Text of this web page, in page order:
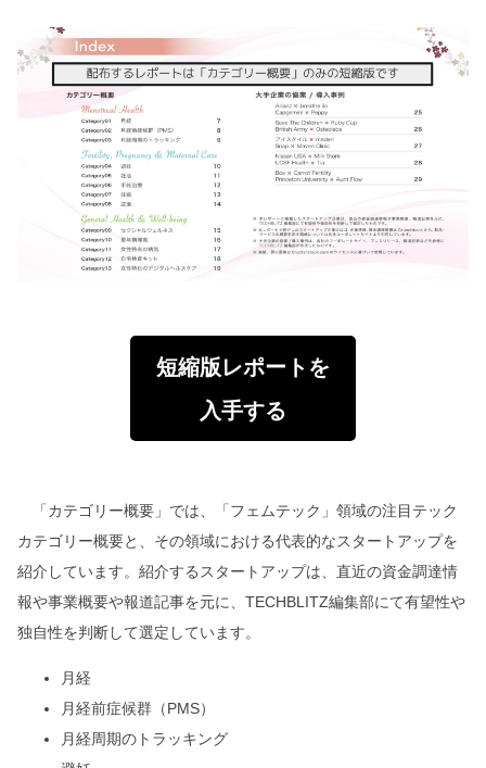
短縮版レポートを
入手する
「カテゴリー概要」では、「フェムテック」領域の注目テック
カテゴリー概要と、その領域における代表的なスタートアップを
紹介しています。紹介するスタートアップは、直近の資金調達情
報や事業概要や報道記事を元に、TECHBLITZ編集部にて有望性や
独自性を判断して選定しています。
月経
月経前症候群（PMS）
月経周期のトラッキング